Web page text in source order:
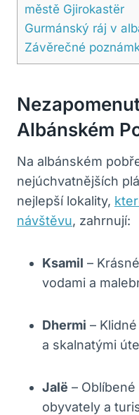
městě Gjirokastër
Gurmánský ráj v
Závěrečné
Albánském
Na albánském
nejúchvatnějších
nejlepší lokality,
návštěvu, zahrnují:
Ksamil –
vodami a
Dhermi –
a skalnatými
Jalë –
obyvately a